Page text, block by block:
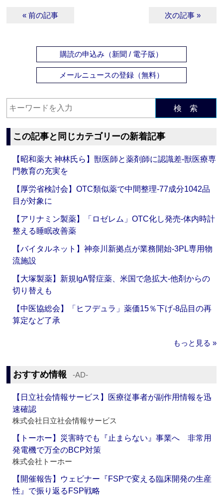
« 前の記事 次の記事 »
購読の申込み（新聞 / 電子版）
メールニュースの登録（無料）
検 索
この記事と同じカテゴリーの新着記事
【昭和薬大 神林氏ら】獣医師と薬剤師に認識差‐獣医療専
門教育の充実を
【厚労省検討会】OTC類似薬で中間整理‐77成分1042品
目が対象に
【アリナミン製薬】「ロゼレム」OTC化し発売‐体内時計
整える睡眠改善薬
【バイタルネット】神奈川新拠点が業務開始‐3PL専用物
流施設
【大塚製薬】新規IgA腎症薬、米国で急拡大‐他剤からの
切り替えも
【中医協総会】「ヒフデュラ」薬価15％下げ‐8品目の再
算定など了承
もっと見る »
おすすめ情報 ‐AD‐
【日立社会情報サービス】医療従事者が副作用情報を迅
速確認
株式会社日立社会情報サービス
【トーホー】災害時でも『止まらない』事業へ 非常用
発電機で万全のBCP対策
株式会社トーホー
【開催報告】ウェビナー『FSPで変える臨床開発の生産
性』で振り返るFSP戦略